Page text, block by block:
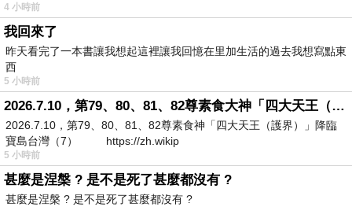
4 小時前
我回來了
昨天看完了一本書讓我想起這裡讓我回憶在里加生活的過去我想寫點東
西
5 小時前
2026.7.10，第79、80、81、82尊素食大神「四大天王（護界）」降臨寶島台灣（7）
2026.7.10，第79、80、81、82尊素食神「四大天王（護界）」降臨
寶島台灣（7） https://zh.wikip
5 小時前
甚麼是涅槃 ? 是不是死了甚麼都沒有 ?
甚麼是涅槃 ? 是不是死了甚麼都沒有 ?